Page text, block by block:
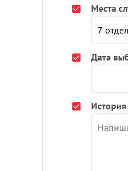
Места
Дата